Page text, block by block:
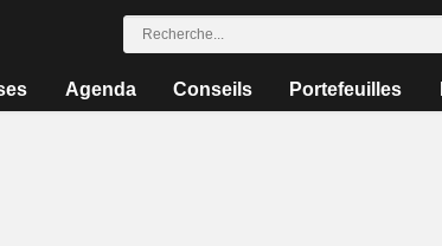
Agenda Conseils Portefeuilles